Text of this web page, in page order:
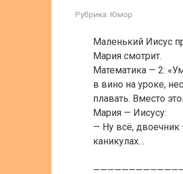
Рубрика: Юмор
Маленький Иисус
Мария смотрит.
Математика — 2:
в вино на уроке,
плавать. Вместо
Мария — Иисусу:
— Ну всё, двоечник
каникулах…